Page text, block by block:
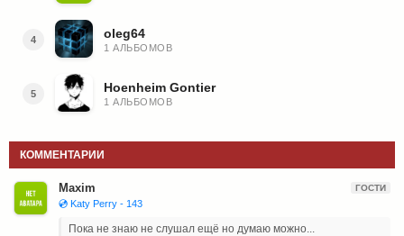
4 oleg64
1 АЛЬБОМОВ
5 Hoenheim Gontier
1 АЛЬБОМОВ
КОММЕНТАРИИ
Maxim ГОСТИ
💿 Katy Perry - 143
Пока не знаю не слушал ещё но думаю можно...